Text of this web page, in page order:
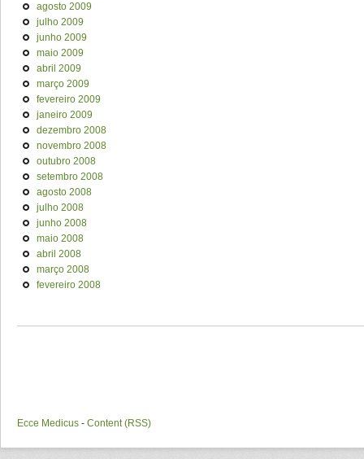
agosto 2009
julho 2009
junho 2009
maio 2009
abril 2009
março 2009
fevereiro 2009
janeiro 2009
dezembro 2008
novembro 2008
outubro 2008
setembro 2008
agosto 2008
julho 2008
junho 2008
maio 2008
abril 2008
março 2008
fevereiro 2008
Ecce Medicus - Content (RSS)